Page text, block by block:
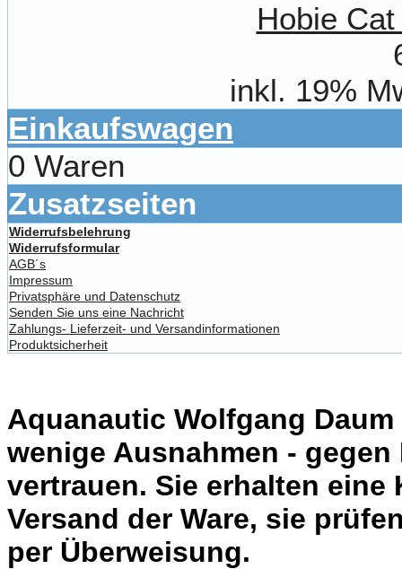
Hobie
inkl. 19%
Einkaufswagen
0 Waren
Zusatzseiten
Widerrufsbelehrung
Widerrufsformular
AGB´s
Impressum
Privatsphäre und Datenschutz
Senden Sie uns eine Nachricht
Zahlungs- Lieferzeit- und Versandinformationen
Produktsicherheit
Aquanautic Wolfgang
wenige Ausnahmen -
vertrauen. Sie erhalten
Versand der Ware, sie
per Überweisung.